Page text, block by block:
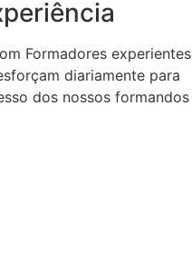
Formadores experientes
diariamente para
dos nossos formandos